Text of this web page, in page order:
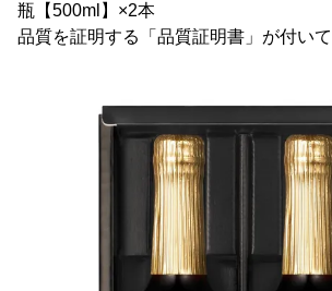
瓶【500ml】×2本
品質を証明する「品質証明書」が付いて